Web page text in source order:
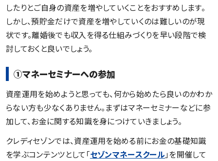
したりとご自身の資産を増やしていくことをおすすめします。
しかし、預貯金だけで資産を増やしていくのは難しいのが現
状です。離婚後でも収入を得る仕組みづくりを早い段階で検
討しておくと良いでしょう。
①マネーセミナーへの参加
資産運用を始めようと思っても、何から始めたら良いのかわか
らない方も少なくありません。まずはマネーセミナーなどに参
加して、お金に関する知識を身につけていきましょう。
クレディセゾンでは、資産運用を始める前にお金の基礎知識
を学ぶコンテンツとして「セゾンマネースクール」を開催して